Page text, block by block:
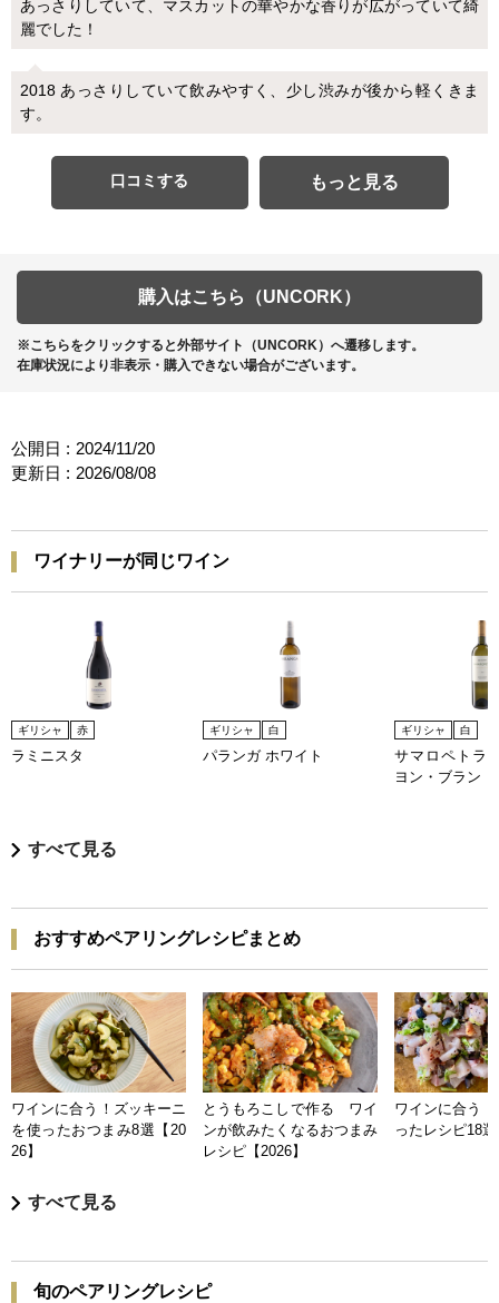
あっさりしていて、マスカットの華やかな香りが広がっていて綺
麗でした！
2018 あっさりしていて飲みやすく、少し渋みが後から軽くきま
す。
口コミする もっと見る
購入はこちら（UNCORK）
※こちらをクリックすると外部サイト（UNCORK）へ遷移します。
在庫状況により非表示・購入できない場合がございます。
公開日 : 2024/11/20
更新日 : 2026/08/08
ワイナリーが同じワイン
ギリシャ 赤
ラミニスタ
ギリシャ 白
パランガ ホワイト
ギリシャ 白
サマロペトラ
ヨン・ブラン
すべて見る
おすすめペアリングレシピまとめ
ワインに合う！ズッキーニ
を使ったおつまみ8選【20
26】
とうもろこしで作る ワイ
ンが飲みたくなるおつまみ
レシピ【2026】
ワインに合う
ったレシピ18
すべて見る
旬のペアリングレシピ